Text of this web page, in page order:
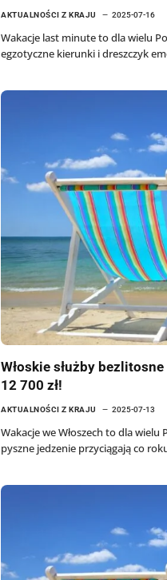
AKTUALNOŚCI Z KRAJU 2025-07-16
Wakacje last minute to dla wielu
egzotyczne kierunki i dreszczyk
Włoskie służby
12 700 zł!
AKTUALNOŚCI Z KRAJU 2025-07-13
Wakacje we Włoszech to dla wielu
pyszne jedzenie przyciągają co